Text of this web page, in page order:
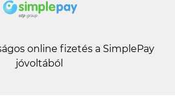
online fizetés a SimplePay
jóvoltából